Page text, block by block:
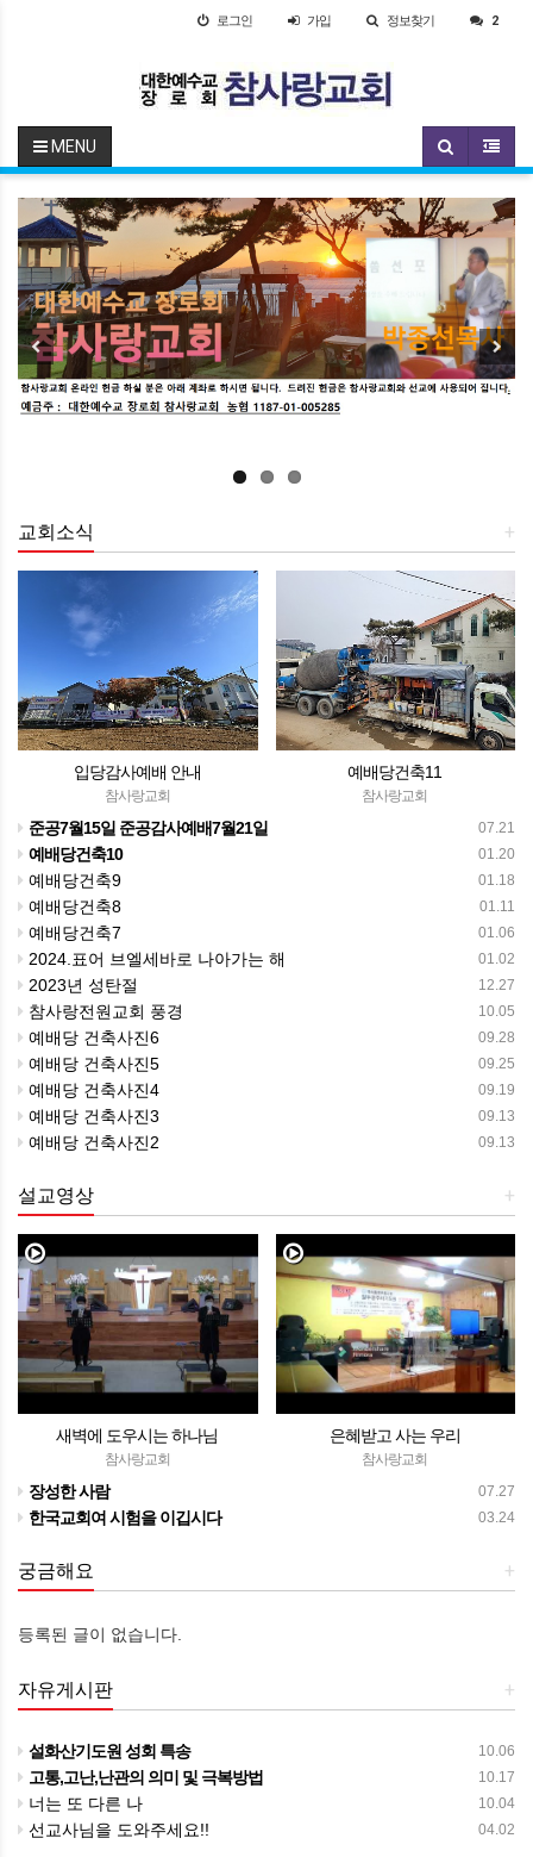
로그인 가입 정보찾기 2
MENU
Previous Next
+
교회소식
입당감사예배 안내
참사랑교회
예배당건축11
참사랑교회
07.21
준공7월15일 준공감사예배7월21일
01.20
예배당건축10
01.18
예배당건축9
01.11
예배당건축8
01.06
예배당건축7
01.02
2024.표어 브엘세바로 나아가는 해
12.27
2023년 성탄절
10.05
참사랑전원교회 풍경
09.28
예배당 건축사진6
09.25
예배당 건축사진5
09.19
예배당 건축사진4
09.13
예배당 건축사진3
09.13
예배당 건축사진2
+
설교영상
새벽에 도우시는 하나님
참사랑교회
은혜받고 사는 우리
참사랑교회
07.27
장성한 사람
03.24
한국교회여 시험을 이깁시다
+
궁금해요
등록된 글이 없습니다.
+
자유게시판
10.06
설화산기도원 성회 특송
10.17
고통,고난,난관의 의미 및 극복방법
10.04
너는 또 다른 나
04.02
선교사님을 도와주세요!!